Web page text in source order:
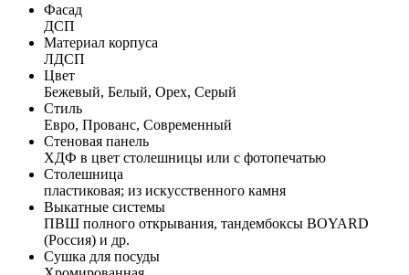
Фасад
ДСП
Материал корпуса
ЛДСП
Цвет
Бежевый, Белый, Орех, Серый
Стиль
Евро, Прованс, Современный
Стеновая панель
ХДФ в цвет столешницы или с фотопечатью
Столешница
пластиковая; из искусственного камня
Выкатные системы
ПВШ полного открывания, тандембоксы BOYARD
(Россия) и др.
Сушка для посуды